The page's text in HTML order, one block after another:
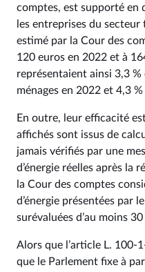
comptes, est supporté en
les entreprises du
estimé par la Cour des
120 euros en 2022 et à
représentaient ainsi 3,3
ménages en 2022 et 4,3
En outre, leur efficacité
affichés sont issus de
jamais vérifiés par une
d’énergie réelles après la
la Cour des comptes
d’énergie présentées par
surévaluées d’au moins
Alors que l’article L. 100-
que le Parlement fixe à